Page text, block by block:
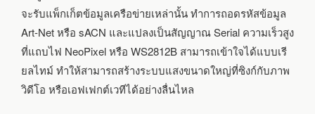
จะรับแพ็กเก็ตข้อมูลเครือข่ายเหล่านั้น ทำการถอดรหัสข้อมูล
Art-Net หรือ sACN และแปลงเป็นสัญญาณ Serial ความเร็วสูง
ที่แถบไฟ NeoPixel หรือ WS2812B สามารถเข้าใจได้แบบเรี
ยลไทม์ ทำให้สามารถสร้างระบบแสงขนาดใหญ่ที่ซิงก์กับภาพ
วิดีโอ หรือเอฟเฟกต์เวทีได้อย่างลื่นไหล